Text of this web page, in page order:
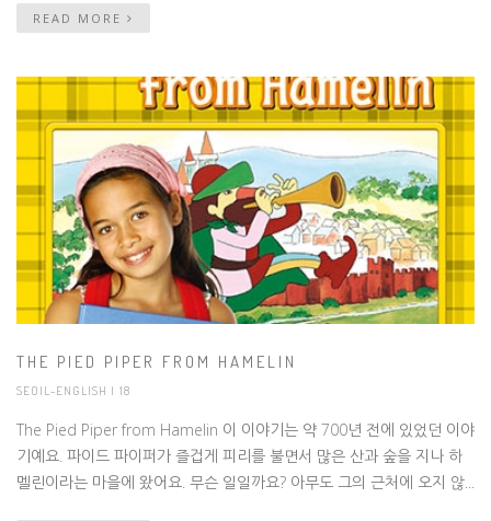
READ MORE
THE PIED PIPER FROM HAMELIN
SEOIL-ENGLISH | 18
The Pied Piper from Hamelin 이 이야기는 약 700년 전에 있었던 이야
기예요. 파이드 파이퍼가 즐겁게 피리를 불면서 많은 산과 숲을 지나 하
멜린이라는 마을에 왔어요. 무슨 일일까요? 아무도 그의 근처에 오지 않...